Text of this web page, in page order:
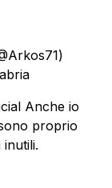
Anche io
proprio